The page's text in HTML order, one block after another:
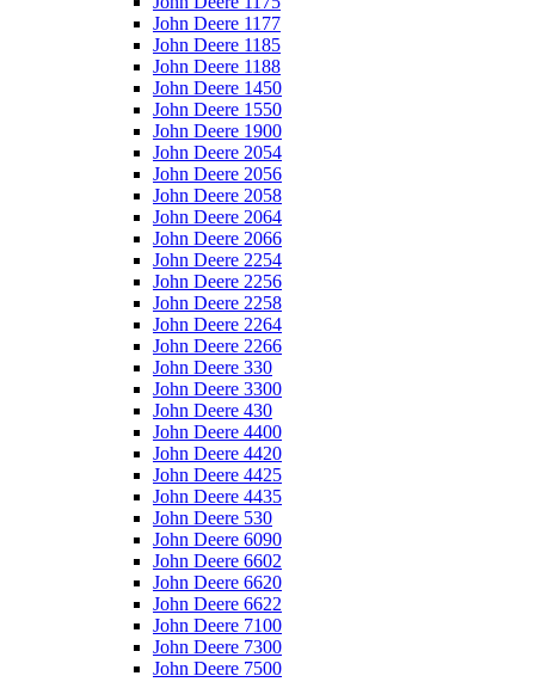
John Deere 1177
John Deere 1185
John Deere 1188
John Deere 1450
John Deere 1550
John Deere 1900
John Deere 2054
John Deere 2056
John Deere 2058
John Deere 2064
John Deere 2066
John Deere 2254
John Deere 2256
John Deere 2258
John Deere 2264
John Deere 2266
John Deere 330
John Deere 3300
John Deere 430
John Deere 4400
John Deere 4420
John Deere 4425
John Deere 4435
John Deere 530
John Deere 6090
John Deere 6602
John Deere 6620
John Deere 6622
John Deere 7100
John Deere 7300
John Deere 7500